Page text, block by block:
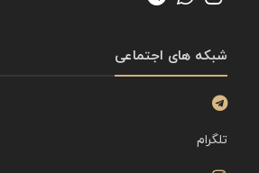
شبکه های اجتماعی
تلگرام